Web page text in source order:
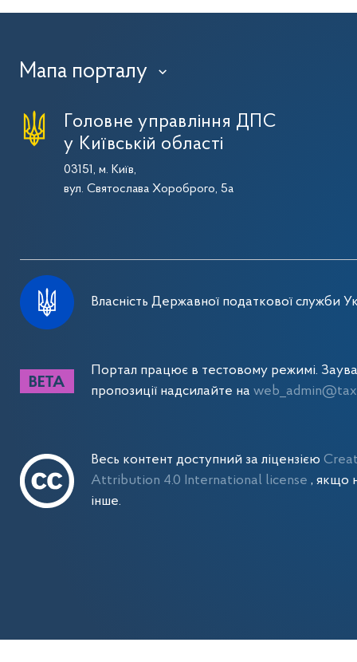
Мапа порталу ›
Головне управління ДПС
у Київській області
03151, м. Київ,
вул. Святослава Хороброго, 5а
Власність Державної податкової служби
Портал працює в тестовому режимі.
пропозиції надсилайте на
Весь контент доступний за ліцензією
Attribution 4.0 International license, якщо
інше.